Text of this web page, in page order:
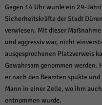
Gegen 14 Uhr wurde ein 29-
Sicherheitskräfte der Stadt
verwiesen. Mit dieser
und aggressiv war, nicht
ausgesprochenen Platzverweis
Gewahrsam genommen
er nach den Beamten spukte
Mann in einer Zelle, wo ihm
entnommen wurde.
Statistik Cookies erfassen
uns zu verstehen, wie unsere
Cookie-
Marketing (1)
Marketing-Cookies werden von
um personalisierte Werbung
über Websites hinweg verfolgen.
Cookie-